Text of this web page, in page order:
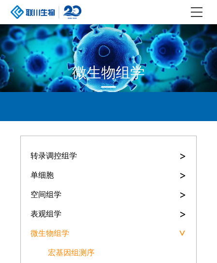
微生物组学
转录调控组学 >
单细胞 >
空间组学 >
表观组学 >
微生物组学 >
宏基因组测序